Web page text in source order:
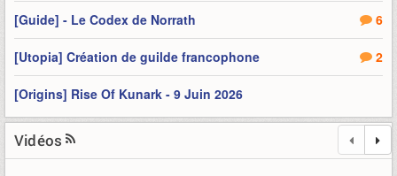
6
[Guide] - Le Codex de Norrath
2
[Utopia] Création de guilde francophone
[Origins] Rise Of Kunark - 9 Juin 2026
Vidéos